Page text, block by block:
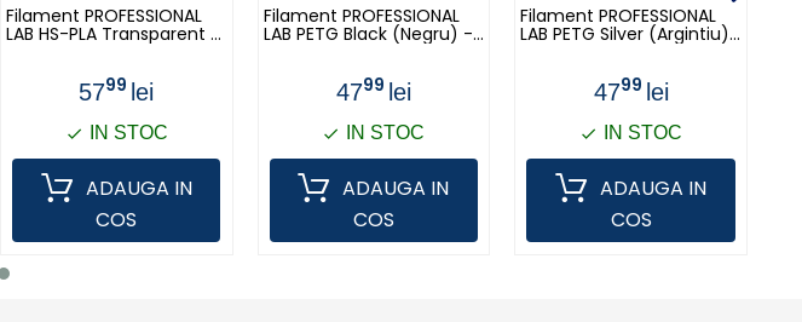
Filament PROFESSIONAL
LAB HS-PLA Transparent -
5799 lei
IN STOC
COS
Filament PROFESSIONAL
LAB PETG Black (Negru) -
4799 lei
IN STOC
ADAUGA IN
COS
Filament PROFESSIONAL
LAB PETG Silver (Argintiu)
4799 lei
IN STOC
COS